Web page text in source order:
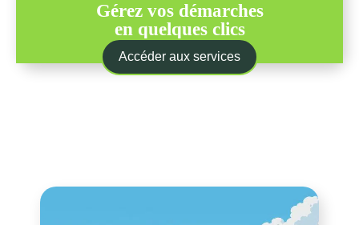
Gérez vos démarches
en quelques clics
Accéder aux services